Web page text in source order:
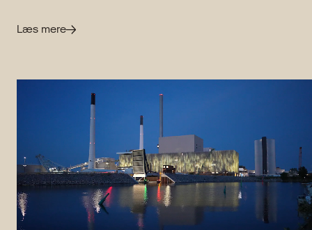
Læs mere